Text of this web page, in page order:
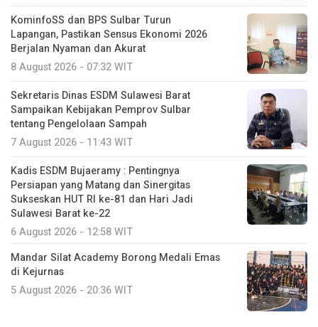
KominfoSS dan BPS Sulbar Turun
Lapangan, Pastikan Sensus Ekonomi 2026
Berjalan Nyaman dan Akurat
8 August 2026 - 07:32 WIT
Sekretaris Dinas ESDM Sulawesi Barat
Sampaikan Kebijakan Pemprov Sulbar
tentang Pengelolaan Sampah
7 August 2026 - 11:43 WIT
Kadis ESDM Bujaeramy : Pentingnya
Persiapan yang Matang dan Sinergitas
Sukseskan HUT RI ke-81 dan Hari Jadi
Sulawesi Barat ke-22
6 August 2026 - 12:58 WIT
Mandar Silat Academy Borong Medali Emas
di Kejurnas
5 August 2026 - 20:36 WIT